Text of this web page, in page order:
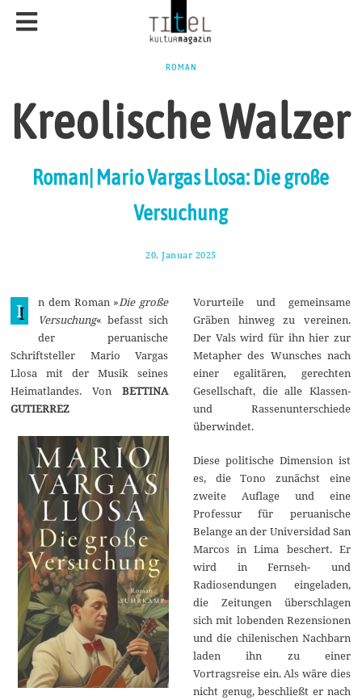
ROMAN
Kreolische Walzer
Roman| Mario Vargas Llosa: Die große
Versuchung
20. Januar 2025
a
u
a
r
2
0
2
I n dem Roman »Die große
Versuchung« befasst sich
der peruanische
Schriftsteller Mario Vargas
Llosa mit der Musik seines
Heimatlandes. VonBETTINA
GUTIERREZ
Vorurteile und gemeinsame
Gräben hinweg zu vereinen.
Der Vals wird für ihn hier zur
Metapher des Wunsches nach
einer egalitären, gerechten
Gesellschaft, die alle Klassen-
und Rassenunterschiede
überwindet.
Diese politische Dimension ist
es, die Tono zunächst eine
zweite Auflage und eine
Professur für peruanische
Belange an der Universidad San
Marcos in Lima beschert. Er
wird in Fernseh- und
Radiosendungen eingeladen,
die Zeitungen überschlagen
sich mit lobenden Rezensionen
und die chilenischen Nachbarn
laden ihn zu einer
Vortragsreise ein. Als wäre dies
nicht genug, beschließt er nach